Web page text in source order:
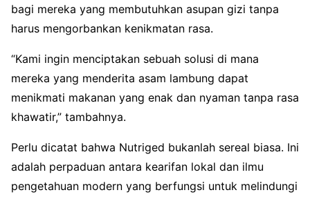
bagi mereka yang membutuhkan asupan gizi tanpa
harus mengorbankan kenikmatan rasa.
“Kami ingin menciptakan sebuah solusi di mana
mereka yang menderita asam lambung dapat
menikmati makanan yang enak dan nyaman tanpa rasa
khawatir,” tambahnya.
Perlu dicatat bahwa Nutriged bukanlah sereal biasa. Ini
adalah perpaduan antara kearifan lokal dan ilmu
pengetahuan modern yang berfungsi untuk melindungi